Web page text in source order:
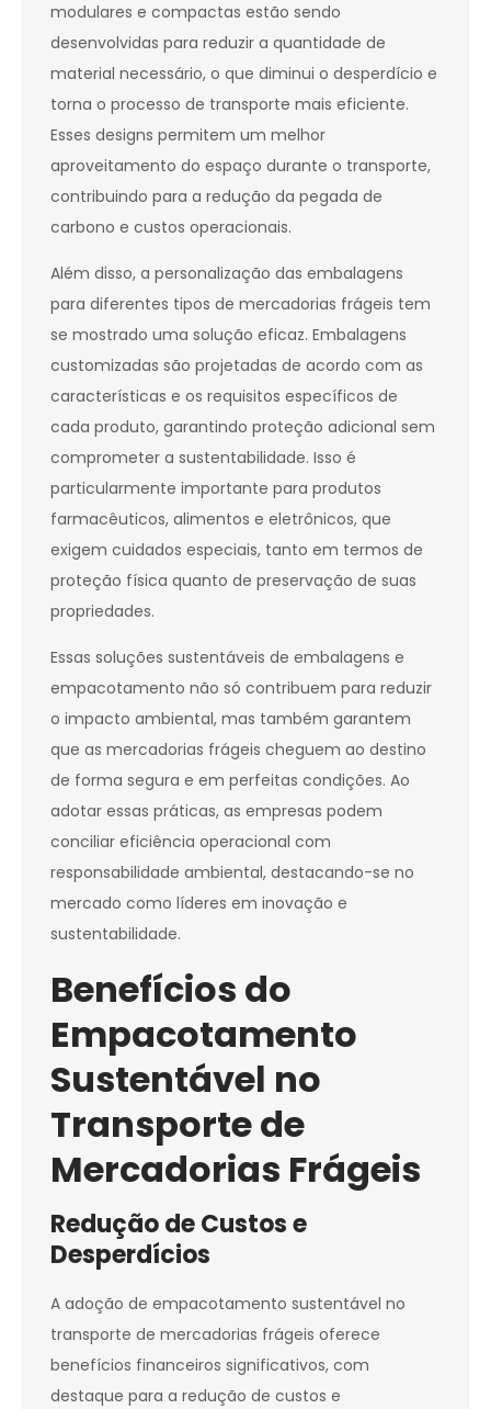
modulares e compactas estão sendo
desenvolvidas para reduzir a quantidade de
material necessário, o que diminui o desperdício e
torna o processo de transporte mais eficiente.
Esses designs permitem um melhor
aproveitamento do espaço durante o transporte,
contribuindo para a redução da pegada de
carbono e custos operacionais.
Além disso, a personalização das embalagens
para diferentes tipos de mercadorias frágeis tem
se mostrado uma solução eficaz. Embalagens
customizadas são projetadas de acordo com as
características e os requisitos específicos de
cada produto, garantindo proteção adicional sem
comprometer a sustentabilidade. Isso é
particularmente importante para produtos
farmacêuticos, alimentos e eletrônicos, que
exigem cuidados especiais, tanto em termos de
proteção física quanto de preservação de suas
propriedades.
Essas soluções sustentáveis de embalagens e
empacotamento não só contribuem para reduzir
o impacto ambiental, mas também garantem
que as mercadorias frágeis cheguem ao destino
de forma segura e em perfeitas condições. Ao
adotar essas práticas, as empresas podem
conciliar eficiência operacional com
responsabilidade ambiental, destacando-se no
mercado como líderes em inovação e
sustentabilidade.
Benefícios do
Empacotamento
Sustentável no
Transporte de
Mercadorias Frágeis
Redução de Custos e
Desperdícios
A adoção de empacotamento sustentável no
transporte de mercadorias frágeis oferece
benefícios financeiros significativos, com
destaque para a redução de custos e